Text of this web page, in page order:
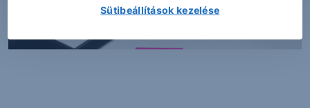
Sütibeállítások kezelése